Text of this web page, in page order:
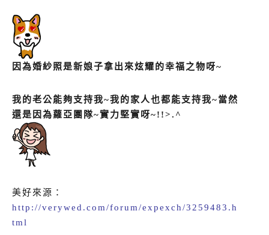
因為婚紗照是新娘子拿出來炫耀的幸福之物呀~
我的老公能夠支持我~我的家人也都能支持我~ 當然
還是因為蘿亞團隊~實力堅實呀~!!>.^
美好來源：
http://verywed.com/forum/expexch/3259483.h
tml